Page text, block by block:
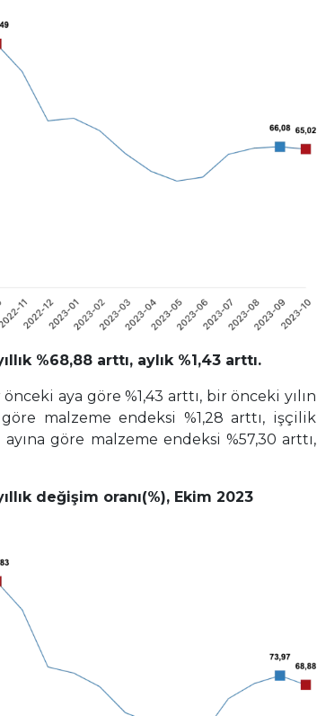
%68,88 arttı, aylık %1,43 arttı.
aya göre %1,43 arttı, bir önceki yılın
malzeme endeksi %1,28 arttı, işçilik
ayına göre malzeme endeksi %57,30 arttı,
değişim oranı(%), Ekim 2023